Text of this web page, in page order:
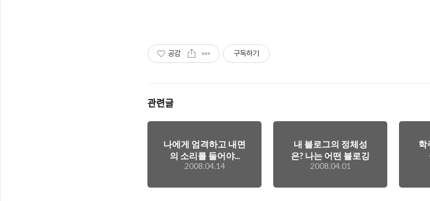
공감 구독하기
관련글
나에게 엄격하고 내면
의 소리를 들어야...
2008.04.14
내 블로그의 정체성
은? 나는 어떤 블로깅
을 해아하나...
2008.04.01
학